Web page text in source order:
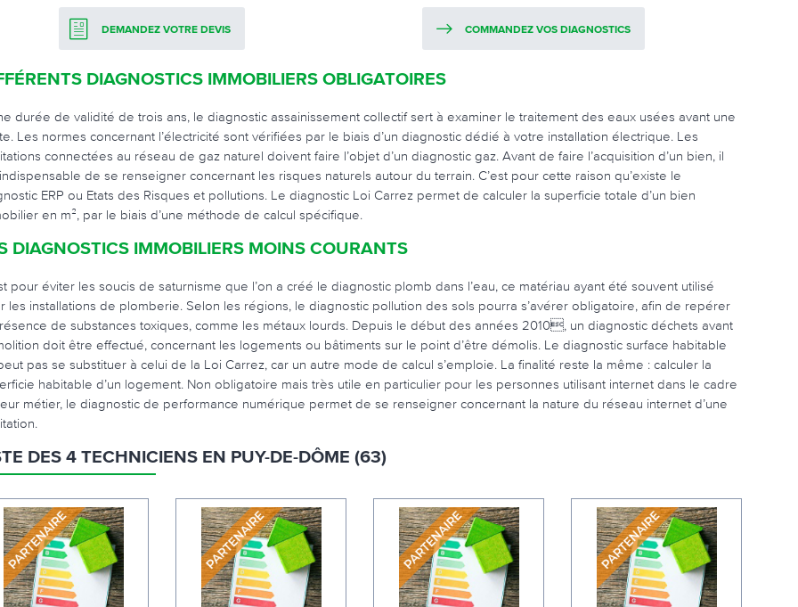
DEMANDEZ VOTRE DEVIS COMMANDEZ VOS DIAGNOSTICS
DIAGNOSTICS IMMOBILIERS OBLIGATOIRES
durée de validité de trois ans, le diagnostic assainissement collectif sert à examiner le traitement des eaux usées avant une
Les normes concernant l’électricité sont vérifiées par le biais d’un diagnostic dédié à votre installation électrique. Les
connectées au réseau de gaz naturel doivent faire l’objet d’un diagnostic gaz. Avant de faire l’acquisition d’un bien, il
de se renseigner concernant les risques naturels autour du terrain. C’est pour cette raison qu’existe le
ERP ou Etats des Risques et pollutions. Le diagnostic Loi Carrez permet de calculer la superficie totale d’un bien
en m², par le biais d’une méthode de calcul spécifique.
DIAGNOSTICS IMMOBILIERS MOINS COURANTS
pour éviter les soucis de saturnisme que l’on a créé le diagnostic plomb dans l’eau, ce matériau ayant été souvent utilisé
les installations de plomberie. Selon les régions, le diagnostic pollution des sols pourra s’avérer obligatoire, afin de repérer
de substances toxiques, comme les métaux lourds. Depuis le début des années 2010, un diagnostic déchets avant
doit être effectué, concernant les logements ou bâtiments sur le point d’être démolis. Le diagnostic surface habitable
pas se substituer à celui de la Loi Carrez, car un autre mode de calcul s’emploie. La finalité reste la même : calculer la
habitable d’un logement. Non obligatoire mais très utile en particulier pour les personnes utilisant internet dans le cadre
métier, le diagnostic de performance numérique permet de se renseigner concernant la nature du réseau internet d’une
DES 4 TECHNICIENS EN PUY-DE-DÔME (63)